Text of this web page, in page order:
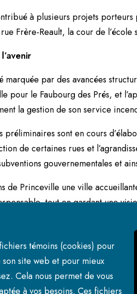
témoins (cookies) pour
site web et pour mieux
Cela nous permet de vous
à vos besoins. Ces fichiers
à plusieurs projets
Frère-Reault, la cour de
marquée par des avancées
pour le Faubourg des Prés, et
la gestion de son service
préliminaires sont en cours
de certaines rues et
gouvernementales et
de Princeville une ville
tout en gardant une